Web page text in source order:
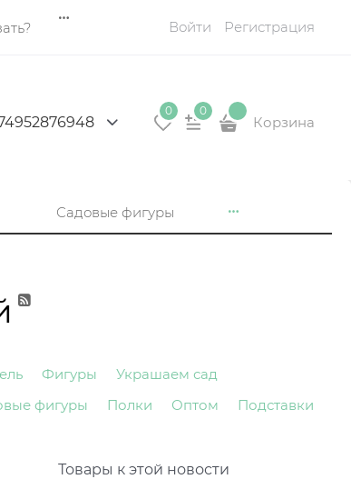
Войти Регистрация
0 0
Корзина
Садовые фигуры
Фигуры
Украшаем сад
фигуры Полки Оптом
Подставки
Товары к этой новости